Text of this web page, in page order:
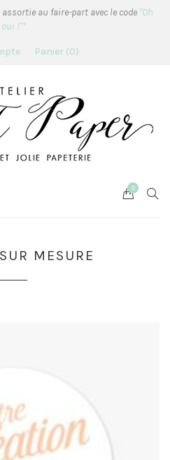
assortie au faire-part avec le code "Oh
oui !"*
Panier 0
Cart
0
MESURE